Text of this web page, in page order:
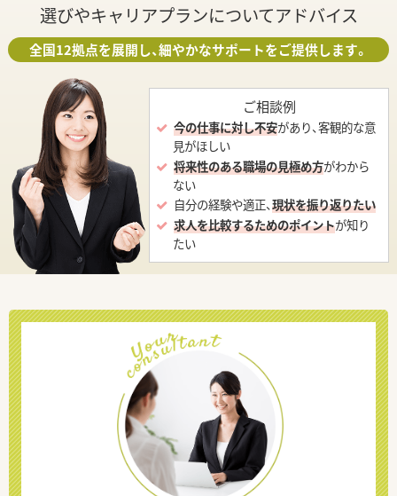
選びやキャリアプランについてアドバイス
全国12拠点を展開し、細やかなサポートをご提供します。
ご相談例
今の仕事に対し不安があり、客観的な意
見がほしい
将来性のある職場の見極め方がわから
ない
自分の経験や適正、現状を振り返りたい
求人を比較するためのポイントが知り
たい